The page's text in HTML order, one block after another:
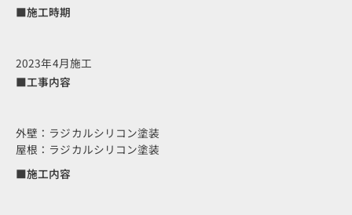
■施工時期
2023年4月施工
■工事内容
外壁：ラジカルシリコン塗装
屋根：ラジカルシリコン塗装
■施工内容